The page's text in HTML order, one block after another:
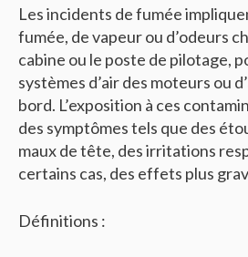
Les incidents de fumée
fumée, de vapeur ou d’odeurs
cabine ou le poste de pilotage,
systèmes d’air des moteurs ou
bord. L’exposition à ces
des symptômes tels que des
maux de tête, des irritations
certains cas, des effets plus
Définitions :